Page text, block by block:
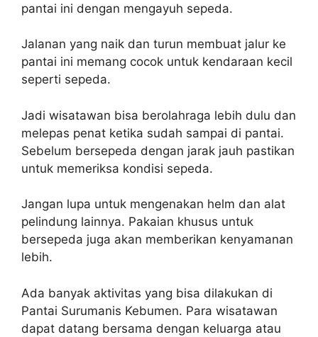
pantai ini dengan mengayuh sepeda.
Jalanan yang naik dan turun membuat jalur ke
pantai ini memang cocok untuk kendaraan kecil
seperti sepeda.
Jadi wisatawan bisa berolahraga lebih dulu dan
melepas penat ketika sudah sampai di pantai.
Sebelum bersepeda dengan jarak jauh pastikan
untuk memeriksa kondisi sepeda.
Jangan lupa untuk mengenakan helm dan alat
pelindung lainnya. Pakaian khusus untuk
bersepeda juga akan memberikan kenyamanan
lebih.
Ada banyak aktivitas yang bisa dilakukan di
Pantai Surumanis Kebumen. Para wisatawan
dapat datang bersama dengan keluarga atau